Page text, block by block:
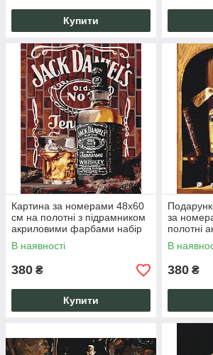
Купити
Картина за номерами 48x60
см на полотні з підрамником
акриловими фарбами набір
"Американський віскі"
В наявності
380 ₴
Купити
за
полотні
фарбами
В
380 ₴